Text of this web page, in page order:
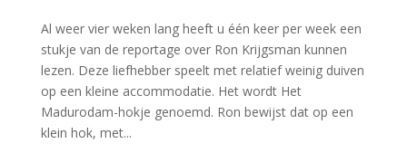
Al weer vier weken lang heeft u één keer per week een
stukje van de reportage over Ron Krijgsman kunnen
lezen. Deze liefhebber speelt met relatief weinig duiven
op een kleine accommodatie. Het wordt Het
Madurodam-hokje genoemd. Ron bewijst dat op een
klein hok, met...